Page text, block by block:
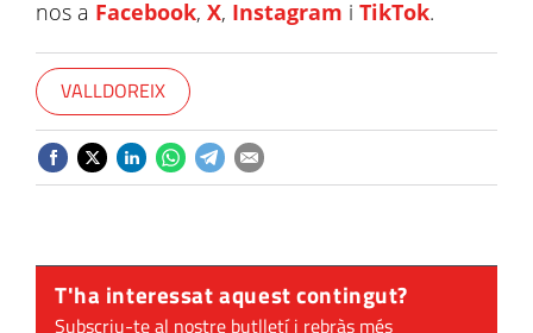
nos a Facebook, X, Instagram i TikTok.
VALLDOREIX
T'ha interessat aquest contingut?
Subscriu-te al nostre butlletí i rebràs més